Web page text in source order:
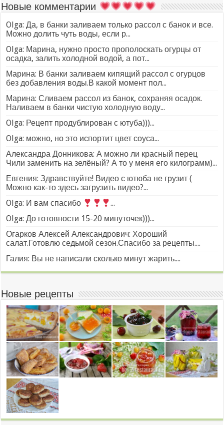
Новые комментарии
Olga: Да, в банки заливаем только рассол с банок и все.
Можно долить чуть воды, если р...
Olga: Марина, нужно просто прополоскать огурцы от
осадка, залить холодной водой, а пот...
Марина: В банки заливаем кипящий рассол с огурцов
без добавления воды.В какой момент пол...
Марина: Сливаем рассол из банок, сохраняя осадок.
Наливаем в банки чистую холодную воду...
Olga: Рецепт продублирован с ютуба)))...
Olga: можно, но это испортит цвет соуса...
Александра Донникова: А можно ли красный перец
Чили заменить на зелёный? А то у меня его килограмм)...
Евгения: Здравствуйте! Видео с ютюба не грузит (
Можно как-то здесь загрузить видео?...
Olga: И вам спасибо
...
Olga: До готовности 15-20 минуточек)))...
Огарков Алексей Александрович: Хороший
салат.Готовлю седьмой сезон.Спасибо за рецепты....
Галия: Вы не написали сколько минут жарить....
Новые рецепты